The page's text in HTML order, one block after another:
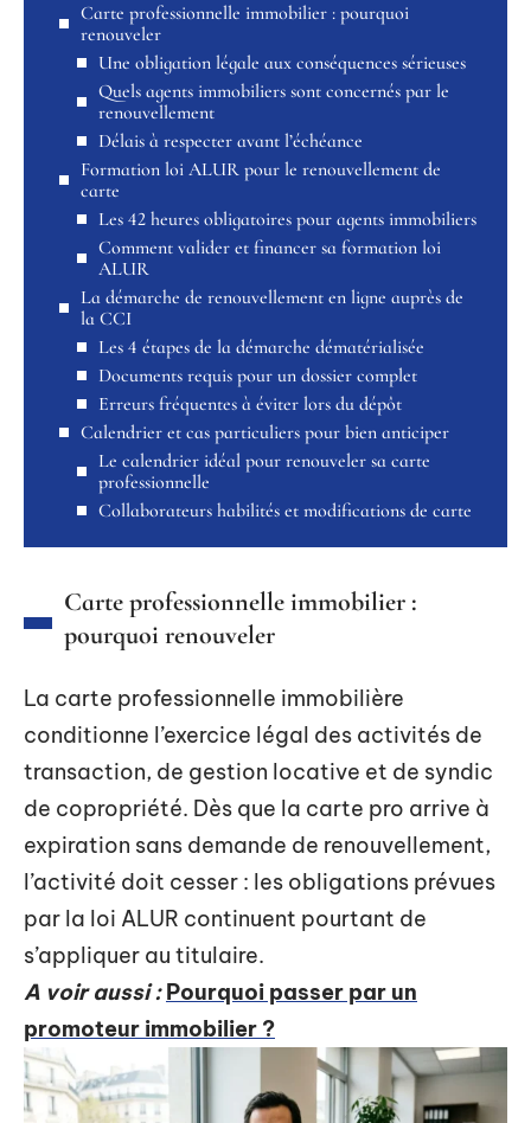
Carte professionnelle immobilier : pourquoi
renouveler
Une obligation légale aux conséquences sérieuses
Quels agents immobiliers sont concernés par le
renouvellement
Délais à respecter avant l’échéance
Formation loi ALUR pour le renouvellement de
carte
Les 42 heures obligatoires pour agents immobiliers
Comment valider et financer sa formation loi
ALUR
La démarche de renouvellement en ligne auprès de
la CCI
Les 4 étapes de la démarche dématérialisée
Documents requis pour un dossier complet
Erreurs fréquentes à éviter lors du dépôt
Calendrier et cas particuliers pour bien anticiper
Le calendrier idéal pour renouveler sa carte
professionnelle
Collaborateurs habilités et modifications de carte
Carte professionnelle immobilier :
pourquoi renouveler
La carte professionnelle immobilière
conditionne l’exercice légal des activités de
transaction, de gestion locative et de syndic
de copropriété. Dès que la carte pro arrive à
expiration sans demande de renouvellement,
l’activité doit cesser : les obligations prévues
par la loi ALUR continuent pourtant de
s’appliquer au titulaire.
A voir aussi : Pourquoi passer par un
promoteur immobilier ?